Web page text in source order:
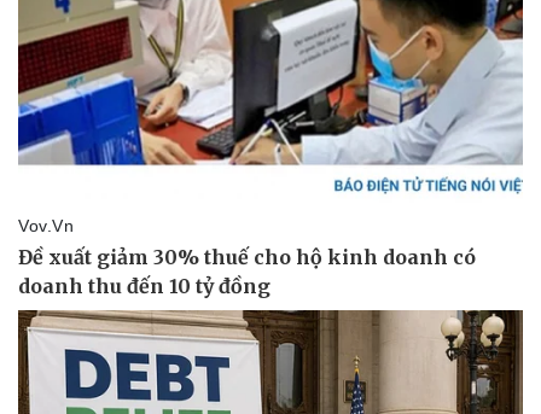
eSports
Hậu trường